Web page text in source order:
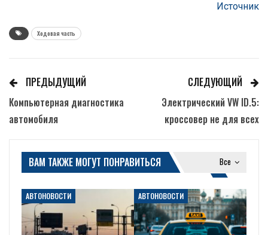
Источник
Ходовая часть
ПРЕДЫДУЩИЙ
Компьютерная диагностика
автомобиля
СЛЕДУЮЩИЙ
Электрический VW ID.5:
кроссовер не для всех
Все
ВАМ ТАКЖЕ МОГУТ ПОНРАВИТЬСЯ
АВТОНОВОСТИ АВТОНОВОСТИ